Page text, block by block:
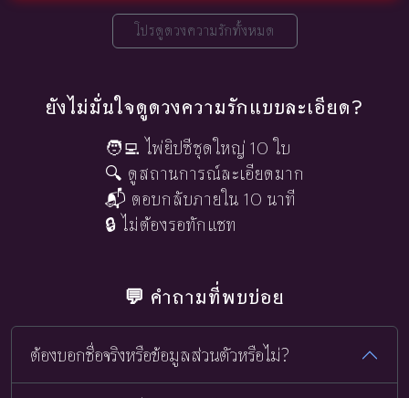
โปรดูดวงความรักทั้งหมด
ยังไม่มั่นใจดูดวงความรักแบบละเอียด?
🧑‍💻 ไพ่ยิปซีชุดใหญ่ 10 ใบ
🔍 ดูสถานการณ์ละเอียดมาก
📬 ตอบกลับภายใน 10 นาที
🔒 ไม่ต้องรอทักแชท
💬 คำถามที่พบบ่อย
ต้องบอกชื่อจริงหรือข้อมูลส่วนตัวหรือไม่?